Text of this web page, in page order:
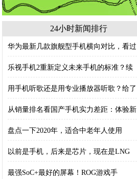
24小时新闻排行
华为最新几款旗舰型手机横向对比，看过
乐视手机2重新定义未来手机的标准？续
用手机听歌还是用专业播放器听歌？给了
从销量排名看国产手机实力差距：体验新
盘点一下2020年，适合中老年人使用
以前是手机，后来是芯片，现在是LNG
最强SoC+最好的屏幕！ROG游戏手